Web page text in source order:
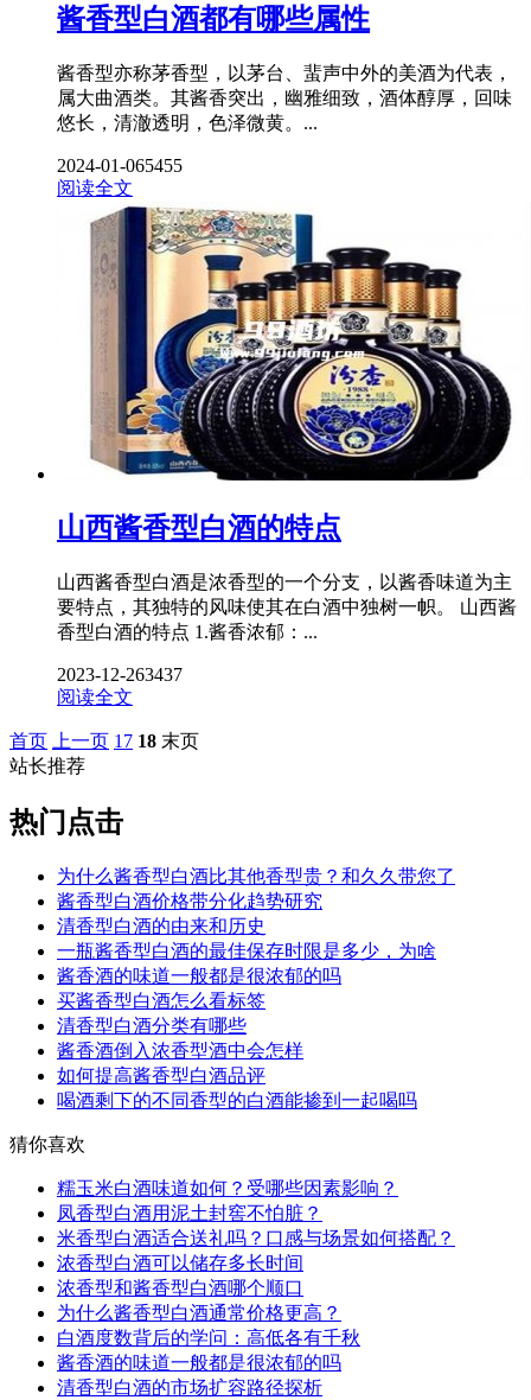
酱香型白酒都有哪些属性
酱香型亦称茅香型，以茅台、蜚声中外的美酒为代表，
属大曲酒类。其酱香突出，幽雅细致，酒体醇厚，回味
悠长，清澈透明，色泽微黄。...
2024-01-065455
阅读全文
山西酱香型白酒的特点
山西酱香型白酒是浓香型的一个分支，以酱香味道为主
要特点，其独特的风味使其在白酒中独树一帜。 山西酱
香型白酒的特点 1.酱香浓郁：...
2023-12-263437
阅读全文
首页 上一页 17 18 末页
站长推荐
热门点击
为什么酱香型白酒比其他香型贵？和久久带您了
酱香型白酒价格带分化趋势研究
清香型白酒的由来和历史
一瓶酱香型白酒的最佳保存时限是多少，为啥
酱香酒的味道一般都是很浓郁的吗
买酱香型白酒怎么看标签
清香型白酒分类有哪些
酱香酒倒入浓香型酒中会怎样
如何提高酱香型白酒品评
喝酒剩下的不同香型的白酒能掺到一起喝吗
猜你喜欢
糯玉米白酒味道如何？受哪些因素影响？
凤香型白酒用泥土封窖不怕脏？
米香型白酒适合送礼吗？口感与场景如何搭配？
浓香型白酒可以储存多长时间
浓香型和酱香型白酒哪个顺口
为什么酱香型白酒通常价格更高？
白酒度数背后的学问：高低各有千秋
酱香酒的味道一般都是很浓郁的吗
清香型白酒的市场扩容路径探析